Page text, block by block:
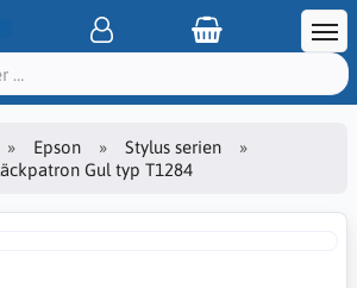
Epson
Stylus serien
Gul typ T1284